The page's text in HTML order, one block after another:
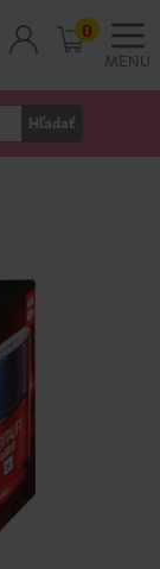
MENU
Hľadať
0